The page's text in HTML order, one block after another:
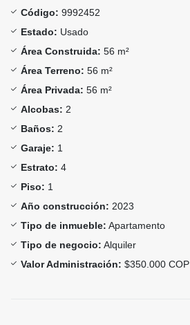
Código: 9992452
Estado: Usado
Área Construida: 56 m²
Área Terreno: 56 m²
Área Privada: 56 m²
Alcobas: 2
Baños: 2
Garaje: 1
Estrato: 4
Piso: 1
Año construcción: 2023
Tipo de inmueble: Apartamento
Tipo de negocio: Alquiler
Valor Administración: $350.000 COP